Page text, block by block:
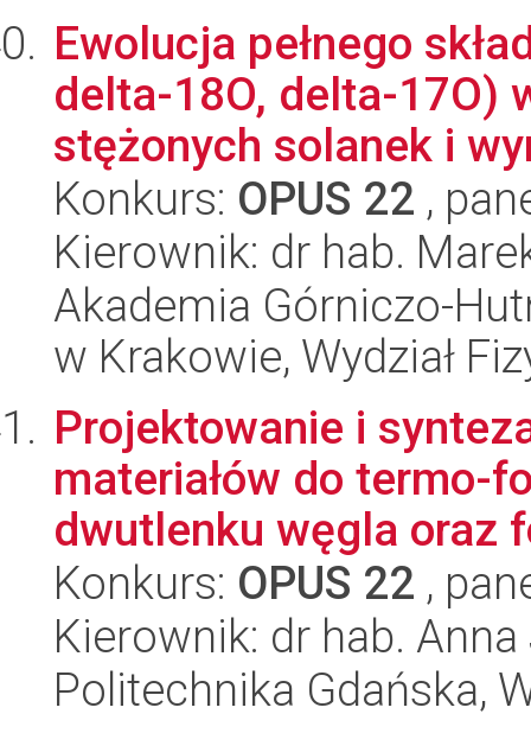
Ewolucja pełnego
delta-18O, delta-17O)
stężonych solanek i
Konkurs: OPUS 22 ,
Kierownik: dr hab.
Akademia Górniczo-
w Krakowie, Wydział
Projektowanie i
materiałów do termo-
dwutlenku węgla oraz
Konkurs: OPUS 22 ,
Kierownik: dr hab.
Politechnika Gdańska,